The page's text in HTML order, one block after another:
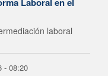
laboral
- 08:20